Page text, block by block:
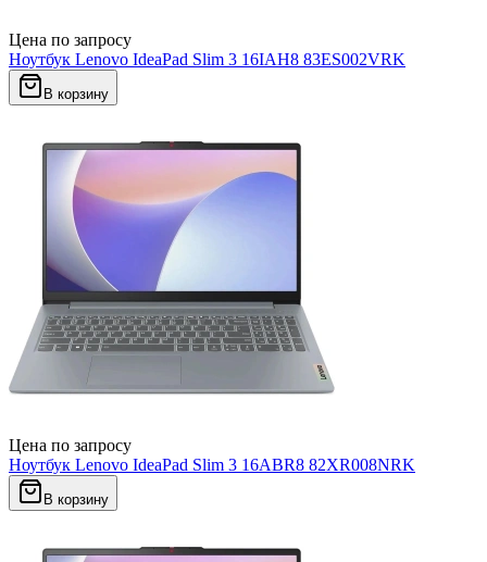
Цена по запросу
Ноутбук Lenovo IdeaPad Slim 3 16IAH8 83ES002VRK
В корзину
Цена по запросу
Ноутбук Lenovo IdeaPad Slim 3 16ABR8 82XR008NRK
В корзину